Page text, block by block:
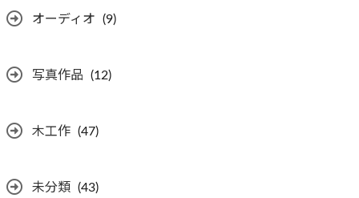
オーディオ (9)
写真作品 (12)
木工作 (47)
未分類 (43)